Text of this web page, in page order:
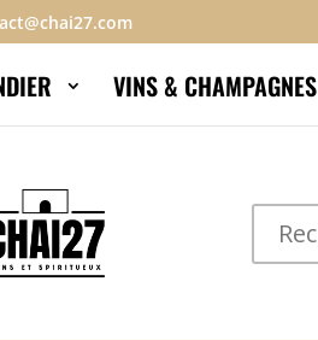
VINS & CHAMPAGNES